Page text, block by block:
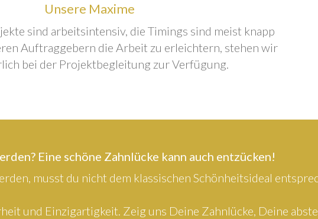
Unsere Maxime
sind arbeitsintensiv, die Timings sind meist knapp
Auftraggebern die Arbeit zu erleichtern, stehen wir
bei der Projektbegleitung zur Verfügung.
Eine schöne Zahnlücke kann auch entzücken!
musst du nicht dem klassischen Schönheitsideal
und Einzigartigkeit. Zeig uns Deine Zahnlücke, Deine